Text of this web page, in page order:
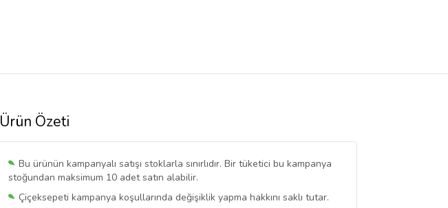
Ürün Özeti
Bu ürünün kampanyalı satışı stoklarla sınırlıdır. Bir tüketici bu kampanya
stoğundan maksimum 10 adet satın alabilir.
Çiçeksepeti kampanya koşullarında değişiklik yapma hakkını saklı tutar.